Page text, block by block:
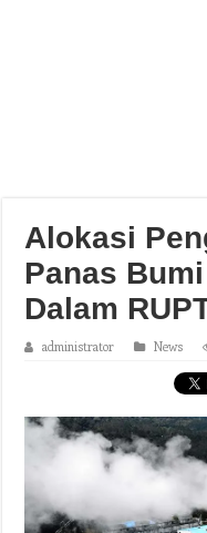
Alokasi
Panas
Dalam
administrator News